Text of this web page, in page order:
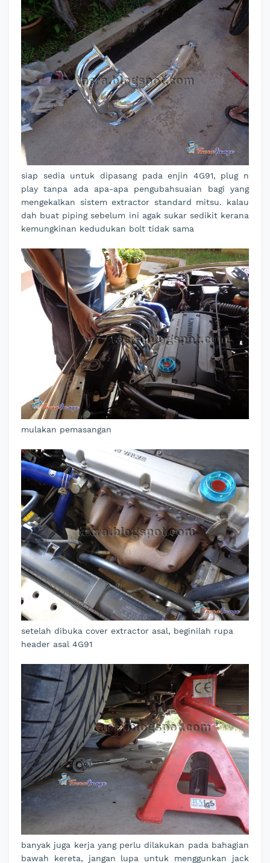
siap sedia untuk dipasang pada enjin 4G91, plug n
play tanpa ada apa-apa pengubahsuaian bagi yang
mengekalkan sistem extractor standard mitsu. kalau
dah buat piping sebelum ini agak sukar sedikit kerana
kemungkinan kedudukan bolt tidak sama
mulakan pemasangan
setelah dibuka cover extractor asal, beginilah rupa
header asal 4G91
banyak juga kerja yang perlu dilakukan pada bahagian
bawah kereta, jangan lupa untuk menggunkan jack